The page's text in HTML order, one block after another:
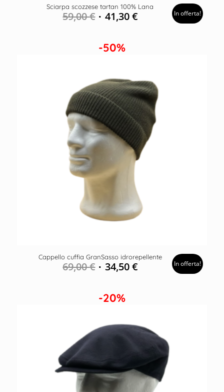
Sciarpa scozzese tartan 100% Lana
59,00€ 41,30€ In offerta!
-50%
Cappello cuffia GranSasso idrorepellente
69,00€ 34,50€ In offerta!
-20%